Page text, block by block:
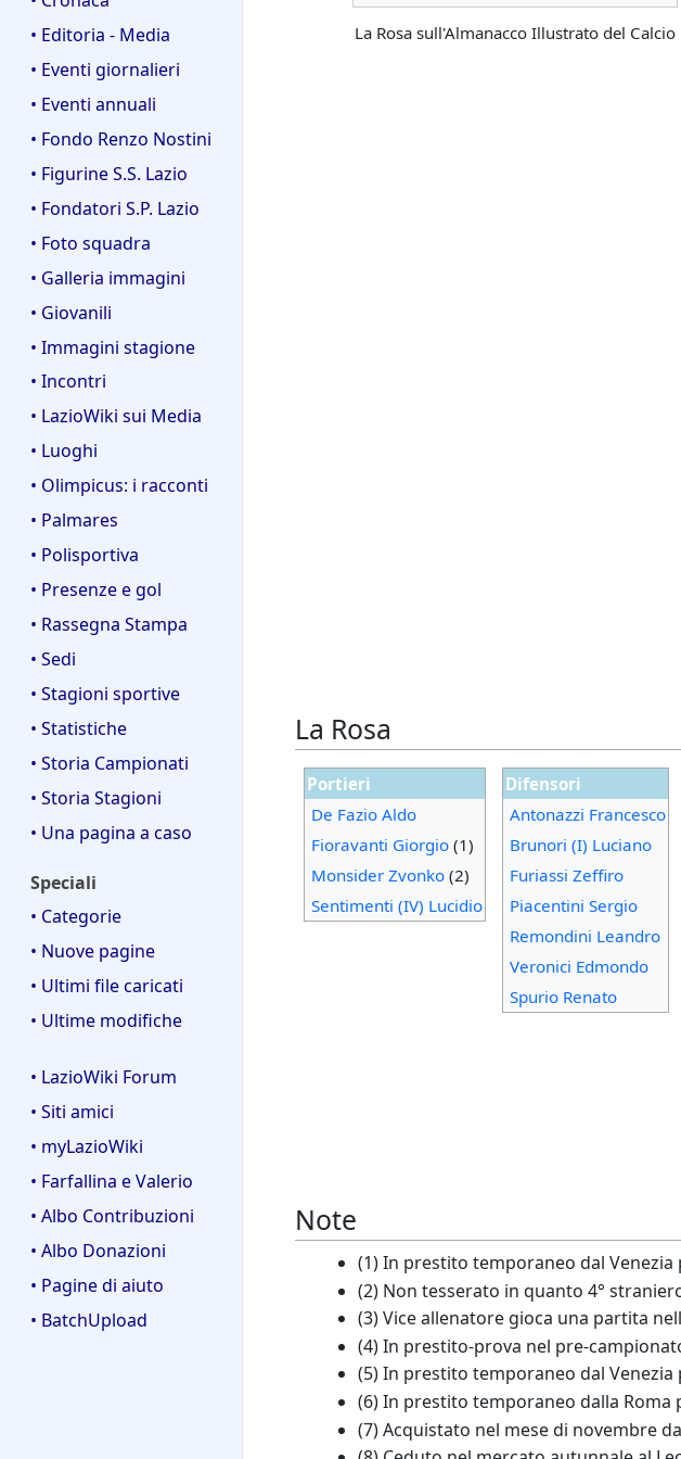
• Editoria - Media
• Eventi giornalieri
• Eventi annuali
• Fondo Renzo Nostini
• Figurine S.S. Lazio
• Fondatori S.P. Lazio
• Foto squadra
• Galleria immagini
• Giovanili
• Immagini stagione
• Incontri
• LazioWiki sui Media
• Luoghi
• Olimpicus: i racconti
• Palmares
• Polisportiva
• Presenze e gol
• Rassegna Stampa
• Sedi
• Stagioni sportive
• Statistiche
• Storia Campionati
• Storia Stagioni
• Una pagina a caso
Speciali
• Categorie
• Nuove pagine
• Ultimi file caricati
• Ultime modifiche
• LazioWiki Forum
• Siti amici
• myLazioWiki
• Farfallina e Valerio
• Albo Contribuzioni
• Albo Donazioni
• Pagine di aiuto
• BatchUpload
La Rosa sull'Almanacco Illustrato del Calcio
La Rosa
Portieri
De Fazio Aldo
Fioravanti Giorgio(1)
Monsider Zvonko(2)
Sentimenti (IV) Lucidio
Difensori
Antonazzi Francesco
Brunori (I) Luciano
Furiassi Zeffiro
Piacentini Sergio
Remondini Leandro
Veronici Edmondo
Spurio Renato
Note
(1) In prestito temporaneo dal
(2) Non tesserato in quanto 4°
(3) Vice allenatore gioca una partita
(4) In prestito-prova nel pre-
(5) In prestito temporaneo dal
(6) In prestito temporaneo dalla
(7) Acquistato nel mese di novembre